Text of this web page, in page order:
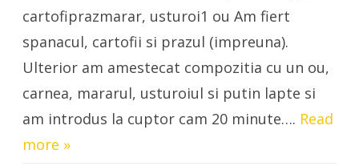
cartofiprazmarar, usturoi1 ou Am fiert
spanacul, cartofii si prazul (impreuna).
Ulterior am amestecat compozitia cu un ou,
carnea, mararul, usturoiul si putin lapte si
am introdus la cuptor cam 20 minute…. Read
more »